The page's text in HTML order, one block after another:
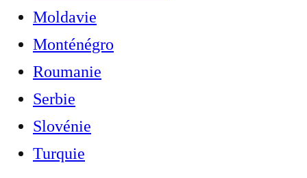
Moldavie
Monténégro
Roumanie
Serbie
Slovénie
Turquie